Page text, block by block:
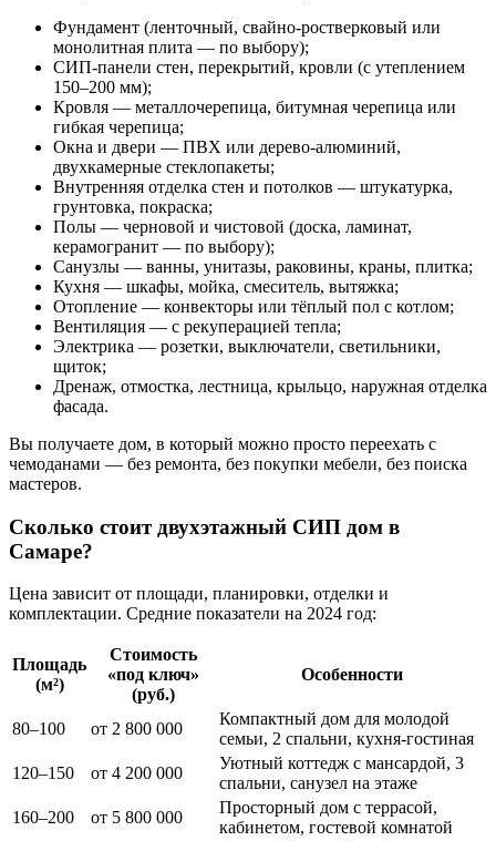
Фундамент (ленточный, свайно-ростверковый или
монолитная плита — по выбору);
СИП-панели стен, перекрытий, кровли (с утеплением
150–200 мм);
Кровля — металлочерепица, битумная черепица или
гибкая черепица;
Окна и двери — ПВХ или дерево-алюминий,
двухкамерные стеклопакеты;
Внутренняя отделка стен и потолков — штукатурка,
грунтовка, покраска;
Полы — черновой и чистовой (доска, ламинат,
керамогранит — по выбору);
Санузлы — ванны, унитазы, раковины, краны, плитка;
Кухня — шкафы, мойка, смеситель, вытяжка;
Отопление — конвекторы или тёплый пол с котлом;
Вентиляция — с рекуперацией тепла;
Электрика — розетки, выключатели, светильники,
щиток;
Дренаж, отмостка, лестница, крыльцо, наружная отделка
фасада.
Вы получаете дом, в который можно просто переехать с
чемоданами — без ремонта, без покупки мебели, без поиска
мастеров.
Сколько стоит двухэтажный СИП дом в
Самаре?
Цена зависит от площади, планировки, отделки и
комплектации. Средние показатели на 2024 год:
Площадь
(м²)
Стоимость
«под ключ»
(руб.)
Особенности
80–100 от 2 800 000
Компактный дом для молодой
семьи, 2 спальни, кухня-гостиная
120–150
от 4 200 000
Уютный коттедж с мансардой, 3
спальни, санузел на этаже
160–200
от 5 800 000
Просторный дом с террасой,
кабинетом, гостевой комнатой